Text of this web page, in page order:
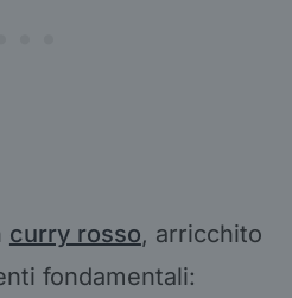
curry rosso, arricchito
fondamentali: